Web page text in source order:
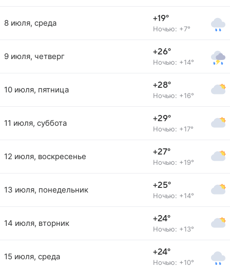
8 июля, среда +19°
Ночью: +7°
9 июля, четверг +26°
Ночью: +14°
10 июля, пятница +28°
Ночью: +16°
11 июля, суббота +29°
Ночью: +17°
12 июля, воскресенье +27°
Ночью: +19°
13 июля, понедельник +25°
Ночью: +14°
14 июля, вторник +24°
Ночью: +13°
15 июля, среда +24°
Ночью: +10°